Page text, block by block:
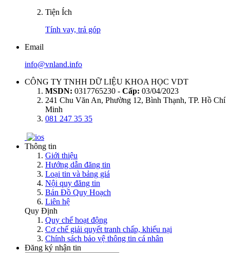
Tiện Ích
Tính vay, trả góp
Email
info@vnland.info
CÔNG TY TNHH DỮ LIỆU KHOA HỌC VDT
MSDN: 0317765230 - Cấp: 03/04/2023
241 Chu Văn An, Phường 12, Bình Thạnh, TP. Hồ Chí
Minh
081 247 35 35
Thông tin
Giới thiệu
Hướng dẫn đăng tin
Loại tin và bảng giá
Nội quy đăng tin
Bản Đồ Quy Hoạch
Liên hệ
Quy Định
Quy chế hoạt động
Cơ chế giải quyết tranh chấp, khiếu nại
Chính sách bảo vệ thông tin cá nhân
Đăng ký nhận tin